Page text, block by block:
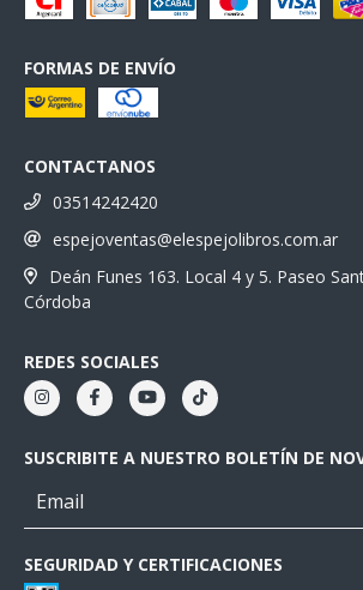
FORMAS DE ENVÍO
CONTACTANOS
03514242420
espejoventas@elespejolibros.com.ar
Deán Funes 163. Local 4 y 5. Paseo
Córdoba
REDES SOCIALES
SUSCRIBITE A NUESTRO BOLETÍN DE
SEGURIDAD Y CERTIFICACIONES